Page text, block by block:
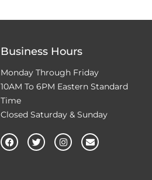
Business Hours
Monday Through Friday
10AM To 6PM Eastern Standard
Time
Closed Saturday & Sunday